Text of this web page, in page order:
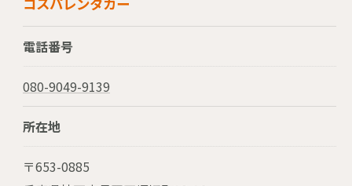
電話番号
080-9049-9139
所在地
〒653-0885